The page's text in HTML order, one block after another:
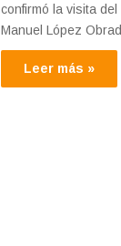
confirmó la visita
Manuel López
Leer más »